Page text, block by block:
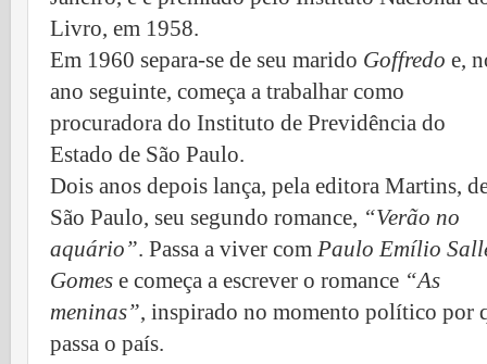
Livro, em 1958.
Em 1960 separa-se de seu marido Goffredo e,
ano seguinte, começa a trabalhar como
procuradora do Instituto de Previdência do
Estado de São Paulo.
Dois anos depois lança, pela editora Martins,
São Paulo, seu segundo romance, “Verão no
aquário”. Passa a viver com Paulo Emílio
Gomes e começa a escrever o romance “As
meninas”, inspirado no momento político por
passa o país.